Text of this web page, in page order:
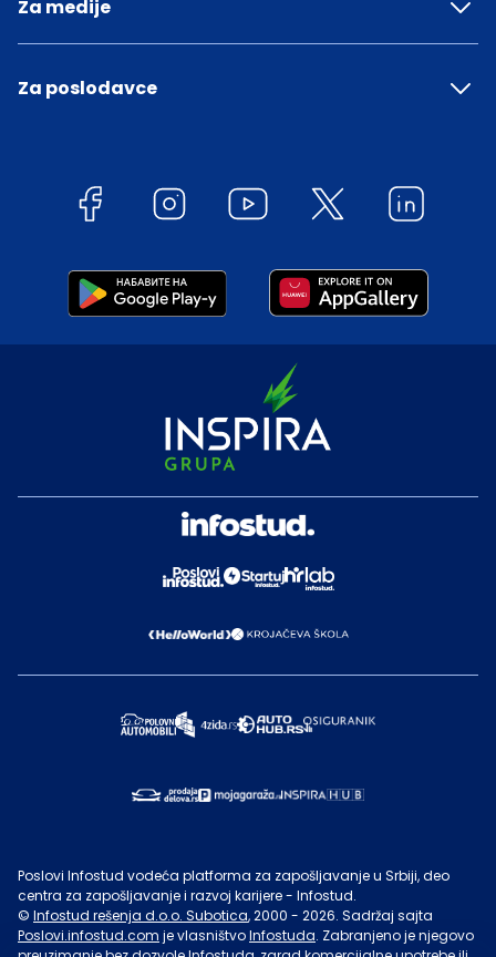
Za medije
Za poslodavce
Poslovi Infostud vodeća platforma za zapošljavanje u Srbiji, deo
centra za zapošljavanje i razvoj karijere - Infostud.
© Infostud rešenja d.o.o. Subotica, 2000 - 2026. Sadržaj sajta
Poslovi.infostud.com je vlasništvoInfostuda. Zabranjeno je njegovo